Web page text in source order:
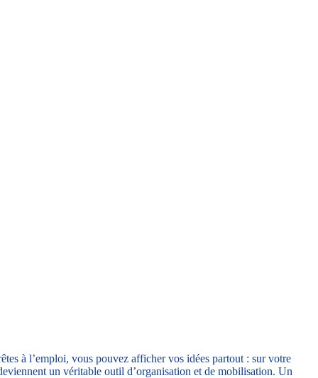
à l’emploi, vous pouvez afficher vos idées partout : sur votre
un véritable outil d’organisation et de mobilisation. Un